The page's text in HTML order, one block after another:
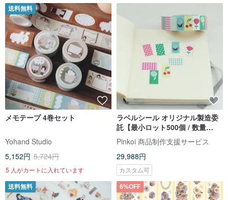
送料無料
メモテープ 4巻セット
Yohand Studio
5,152円 5,724円
5 人がカートに入れています
ラベルシール オリジナル製造委
託【最小ロット500個 / 数量
5〜】
Pinkoi 商品制作支援サービス
29,988円
カスタム可
送料無料 6%OFF